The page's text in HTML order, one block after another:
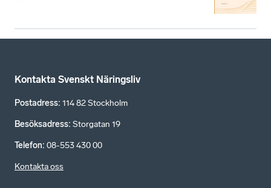
Kontakta Svenskt Näringsliv
Postadress: 114 82 Stockholm
Besöksadress: Storgatan 19
Telefon: 08-553 430 00
Kontakta oss